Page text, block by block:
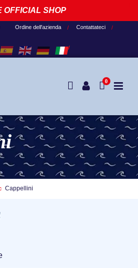
OFFICIAL SHOP
Ordine dell'azienda Contattateci
0
Cappellini